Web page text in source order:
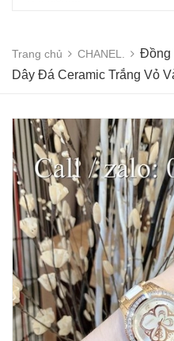
Trang chủ CHANEL.
Đồng
Dây Đá Ceramic Trắng Vỏ